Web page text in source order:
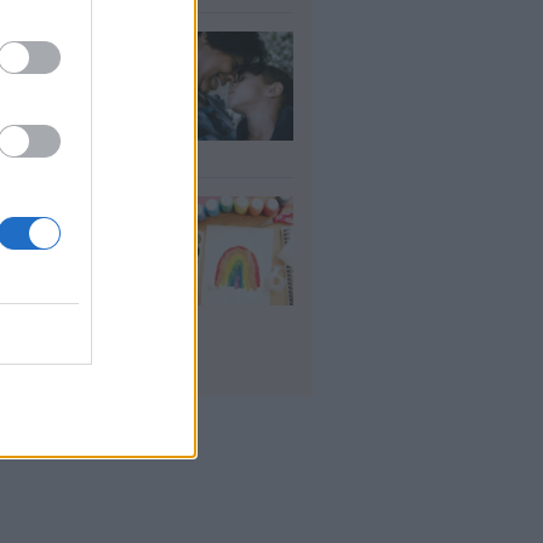
Επίδομα
758 ευρώ
το δικαιούνται
2026
2026 - 2027:
2026